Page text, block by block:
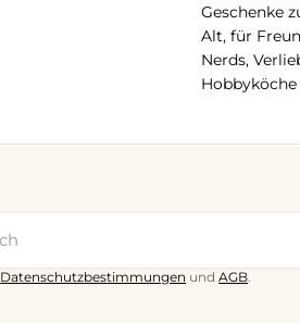
Geschenke
Alt, für
Nerds,
Datenschutzbestimmungen undAGB